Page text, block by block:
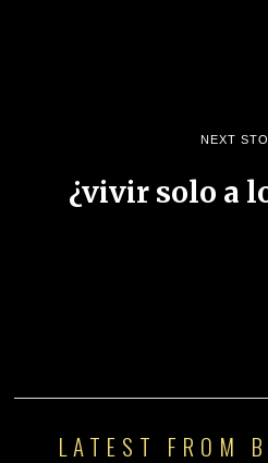
NEXT
¿vivir solo a
LATEST FROM